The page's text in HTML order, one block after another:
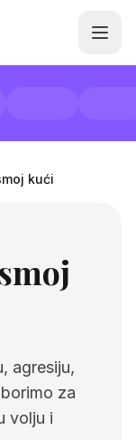
kući
agresiju,
za
volju i